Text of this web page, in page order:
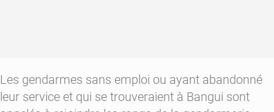
Les gendarmes sans emploi ou ayant abandonné
leur service et qui se trouveraient à Bangui sont